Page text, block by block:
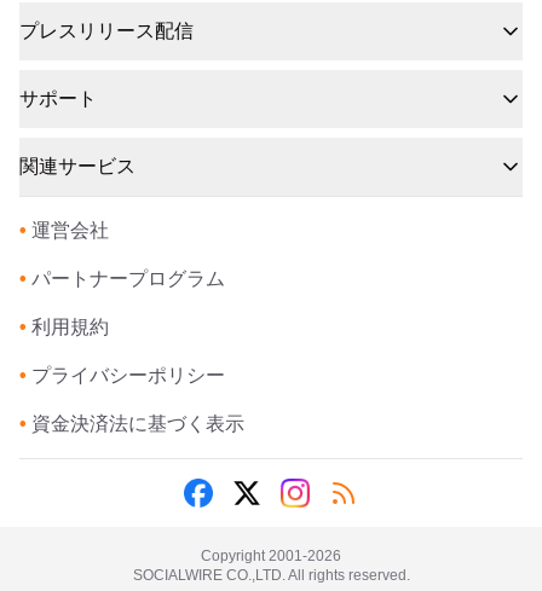
プレスリリース配信
サポート
関連サービス
• 運営会社
• パートナープログラム
• 利用規約
• プライバシーポリシー
• 資金決済法に基づく表示
Copyright 2001-2026
SOCIALWIRE CO.,LTD. All rights reserved.